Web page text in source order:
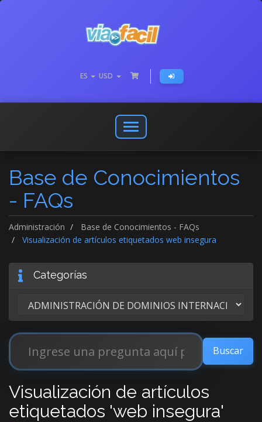
ES USD
Abrir
o
menú
de
Base de Conocimientos
- FAQs
Administración
Base de Conocimientos - FAQs
Visualización de artículos etiquetados web insegura
Categorías
Visualización de artículos
etiquetados 'web insegura'